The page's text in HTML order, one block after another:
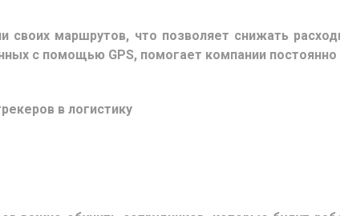
своих маршрутов, что позволяет снижать
с помощью GPS, помогает компании
в логистику